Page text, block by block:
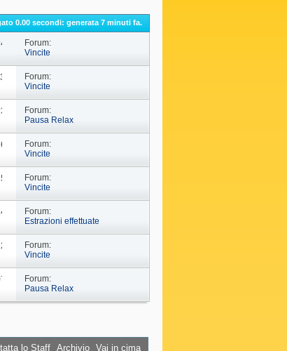
0.00 secondi: generata 7 minuti fa.
09: 44Forum:
Vincite
09: 14Forum:
Vincite
10: 29Forum:
Pausa Relax
18: 37Forum:
Vincite
10: 11Forum:
Vincite
19: 15Forum:
Estrazioni effettuate
14: 38Forum:
Vincite
16: 45Forum:
Pausa Relax
lo Staff Archivio Vai in cima